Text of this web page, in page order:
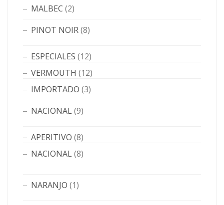
MALBEC (2)
PINOT NOIR(8)
ESPECIALES (12)
VERMOUTH (12)
IMPORTADO (3)
NACIONAL(9)
APERITIVO (8)
NACIONAL(8)
NARANJO (1)